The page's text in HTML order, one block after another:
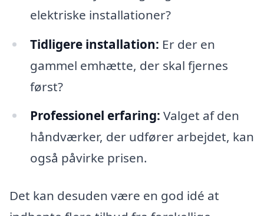
elektriske installationer?
Tidligere installation: Er der en
gammel emhætte, der skal fjernes
først?
Professionel erfaring: Valget af den
håndværker, der udfører arbejdet, kan
også påvirke prisen.
Det kan desuden være en god idé at